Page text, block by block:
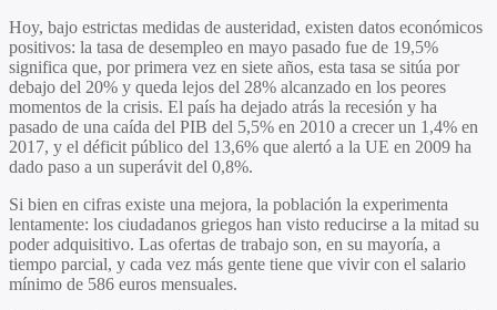
Hoy, bajo estrictas medidas de austeridad, existen datos económicos
positivos: la tasa de desempleo en mayo pasado fue de 19,5%
significa que, por primera vez en siete años, esta tasa se sitúa por
debajo del 20% y queda lejos del 28% alcanzado en los peores
momentos de la crisis. El país ha dejado atrás la recesión y ha
pasado de una caída del PIB del 5,5% en 2010 a crecer un 1,4% en
2017, y el déficit público del 13,6% que alertó a la UE en 2009 ha
dado paso a un superávit del 0,8%.
Si bien en cifras existe una mejora, la población la experimenta
lentamente: los ciudadanos griegos han visto reducirse a la mitad su
poder adquisitivo. Las ofertas de trabajo son, en su mayoría, a
tiempo parcial, y cada vez más gente tiene que vivir con el salario
mínimo de 586 euros mensuales.